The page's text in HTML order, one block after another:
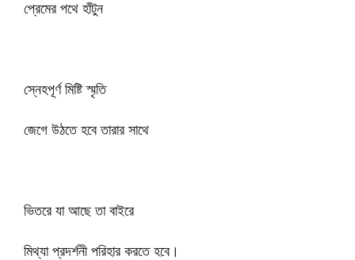
প্রেমের পথে হাঁটুন
স্নেহপূর্ণ মিষ্টি স্মৃতি
জেগে উঠতে হবে তারার সাথে
ভিতরে যা আছে তা বাইরে
মিথ্যা প্রদর্শনী পরিহার করতে হবে।